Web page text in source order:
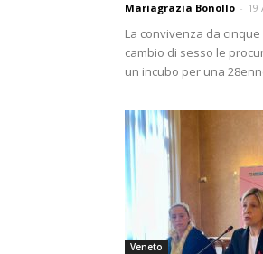
Mariagrazia Bonollo - 19
La convivenza da
cambio di sesso le
un incubo per una
Veneto